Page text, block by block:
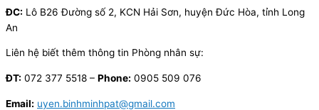
ĐC: Lô B26 Đường số 2, KCN Hải Sơn, huyện Đức Hòa, tỉnh Long
An
Liên hệ biết thêm thông tin Phòng nhân sự:
ĐT: 072 377 5518 – Phone: 0905 509 076
Email: uyen.binhminhpat@gmail.com